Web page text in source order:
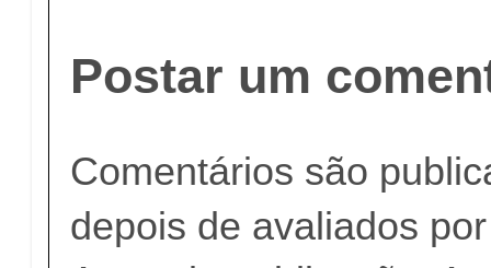
Postar um
Comentários são
depois de avaliados